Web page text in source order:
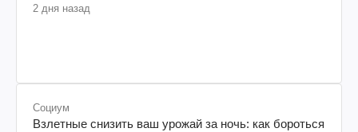
2 дня назад
Социум
Взлетные снизить ваш урожай за ночь: как бороться